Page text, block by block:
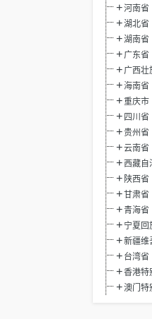
河南省
湖北省
湖南省
广东省
广西壮
海南省
重庆市
四川省
贵州省
云南省
西藏自
陕西省
甘肃省
青海省
宁夏回
新疆维
台湾省
香港特
澳门特